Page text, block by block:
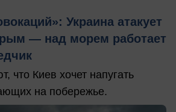
Украина атакует
— над морем работает
что Киев хочет напугать
на побережье.